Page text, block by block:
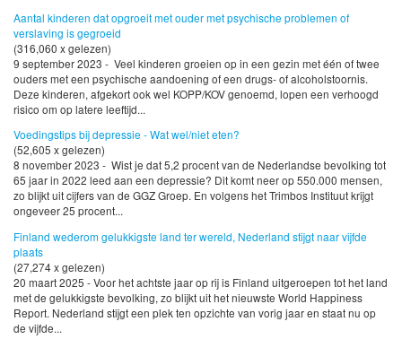
Aantal kinderen dat opgroeit met ouder met psychische problemen of
verslaving is gegroeid
(316,060 x gelezen)
9 september 2023 - Veel kinderen groeien op in een gezin met één of twee
ouders met een psychische aandoening of een drugs- of alcoholstoornis.
Deze kinderen, afgekort ook wel KOPP/KOV genoemd, lopen een verhoogd
risico om op latere leeftijd...
Voedingstips bij depressie - Wat wel/niet eten?
(52,605 x gelezen)
8 november 2023 - Wist je dat 5,2 procent van de Nederlandse bevolking tot
65 jaar in 2022 leed aan een depressie? Dit komt neer op 550.000 mensen,
zo blijkt uit cijfers van de GGZ Groep. En volgens het Trimbos Instituut krijgt
ongeveer 25 procent...
Finland wederom gelukkigste land ter wereld, Nederland stijgt naar vijfde
plaats
(27,274 x gelezen)
20 maart 2025 - Voor het achtste jaar op rij is Finland uitgeroepen tot het land
met de gelukkigste bevolking, zo blijkt uit het nieuwste World Happiness
Report. Nederland stijgt een plek ten opzichte van vorig jaar en staat nu op
de vijfde...